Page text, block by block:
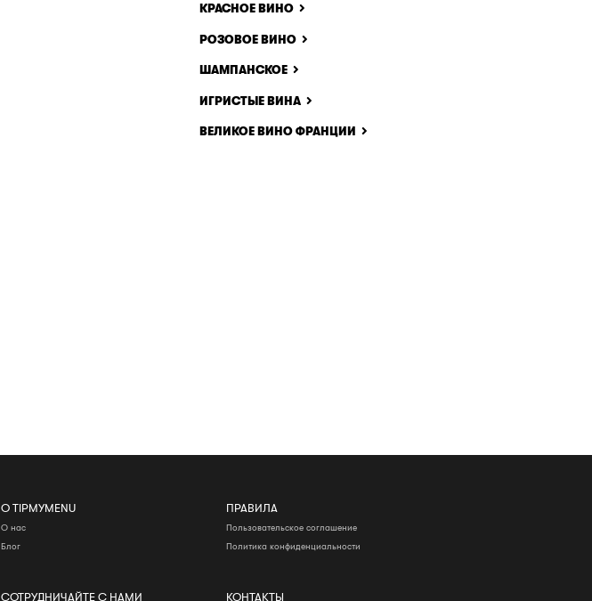
КРАСНОЕ ВИНО
РОЗОВОЕ ВИНО
ШАМПАНСКОЕ
ИГРИСТЫЕ ВИНА
ВЕЛИКОЕ ВИНО ФРАНЦИИ
О TIPMYMENU
О нас
Блог
СОТРУДНИЧАЙТЕ С НАМИ
ПРАВИЛА
Пользовательское соглашение
Политика конфиденциальности
КОНТАКТЫ